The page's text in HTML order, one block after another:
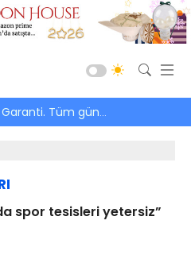
Tüm gün ücretsiz: İhtimal
spor tesisleri yetersiz”